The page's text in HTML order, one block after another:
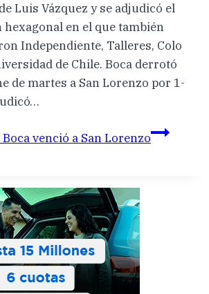
Luis Vázquez y se adjudicó el
hexagonal en el que también
Independiente, Talleres, Colo
de Chile. Boca derrotó
de martes a San Lorenzo por 1-
Boca venció a San Lorenzo